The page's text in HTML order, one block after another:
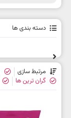
دسته بندی ها
مرتبط سازی
گران ترین ها